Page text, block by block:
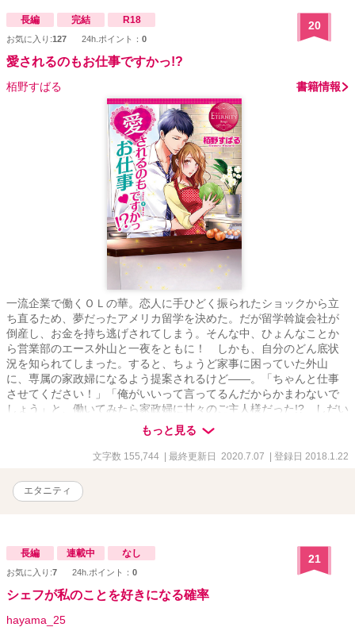
長編 完結 R18
お気に入り:127 24h.ポイント： 0
20
愛されるのもお仕事ですかっ!?
栢野すばる 書籍情報
一流企業で働くＯＬの華。恋人に手ひどく振られたショックから立
ち直るため、夢だったアメリカ留学を決めた。だが留学斡旋会社が
倒産し、お金を持ち逃げされてしまう。そんな中、ひょんなことか
ら営業部のエース外山と一夜をともに！ しかも、自分のどん底状
況を知られてしまった。すると、ちょうど家事に困っていた外山
に、専属の家政婦になるよう提案されるけど――。「ちゃんと仕事
させてください！」「俺がいいって言ってるんだからかまわないで
しょう」と、働いてみたら家政婦に甘々のご主人様だった!? しだい
に距離が近づいていく二人。だが、不審な電話が外山のもとにかか
もっと見る
文字数 155,744 | 最終更新日 2020.7.07 | 登録日 2018.1.22
エタニティ
長編 連載中 なし
お気に入り:7 24h.ポイント： 0
21
シェフが私のことを好きになる確率
hayama_25